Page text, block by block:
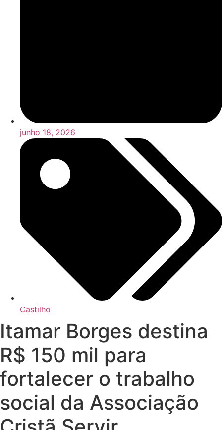
junho 18, 2026
Castilho
Itamar Borges destina
R$ 150 mil para
fortalecer o trabalho
social da Associação